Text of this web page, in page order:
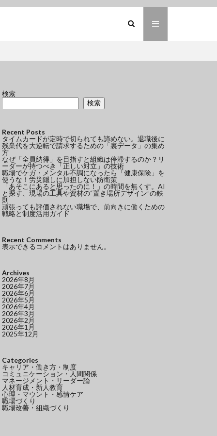
検索
検索
Recent Posts
タイムカードが定時で切られても諦めない。退職後に
残業代を大逆転で請求するための「裏データ」の集め
方
なぜ「全員納得」を目指すと組織は停滞するのか？リ
ーダーが持つべき「正しい対立」の技術
職場でケガ・メンタル不調になったら「健康保険」を
使うな！労災隠しに加担しない防衛策
「あそこにあると思ったのに！」の時間を無くす。AI
と探す、現場の工具や資材の“置き場所デザイン”の鉄
則
頑張っても評価されない職場で、前向きに働くための
戦略と制度活用ガイド
Recent Comments
表示できるコメントはありません。
Archives
2026年8月
2026年7月
2026年6月
2026年5月
2026年4月
2026年3月
2026年2月
2026年1月
2025年12月
Categories
キャリア・働き方・制度
コミュニケーション・人間関係
マネージメント・リーダー論
人材育成・新人教育
心理・マウント・感情ケア
職場づくり
職場改善・組織づくり